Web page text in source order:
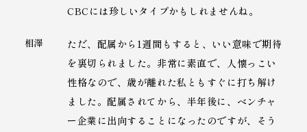
CBCには珍しいタイプかもしれませんね。
相澤
ただ、配属から1週間もすると、いい意味で期待
を裏切られました。非常に素直で、人懐っこい
性格なので、歳が離れた私ともすぐに打ち解け
ました。配属されてから、半年後に、ベンチャ
ー企業に出向することになったのですが、そう